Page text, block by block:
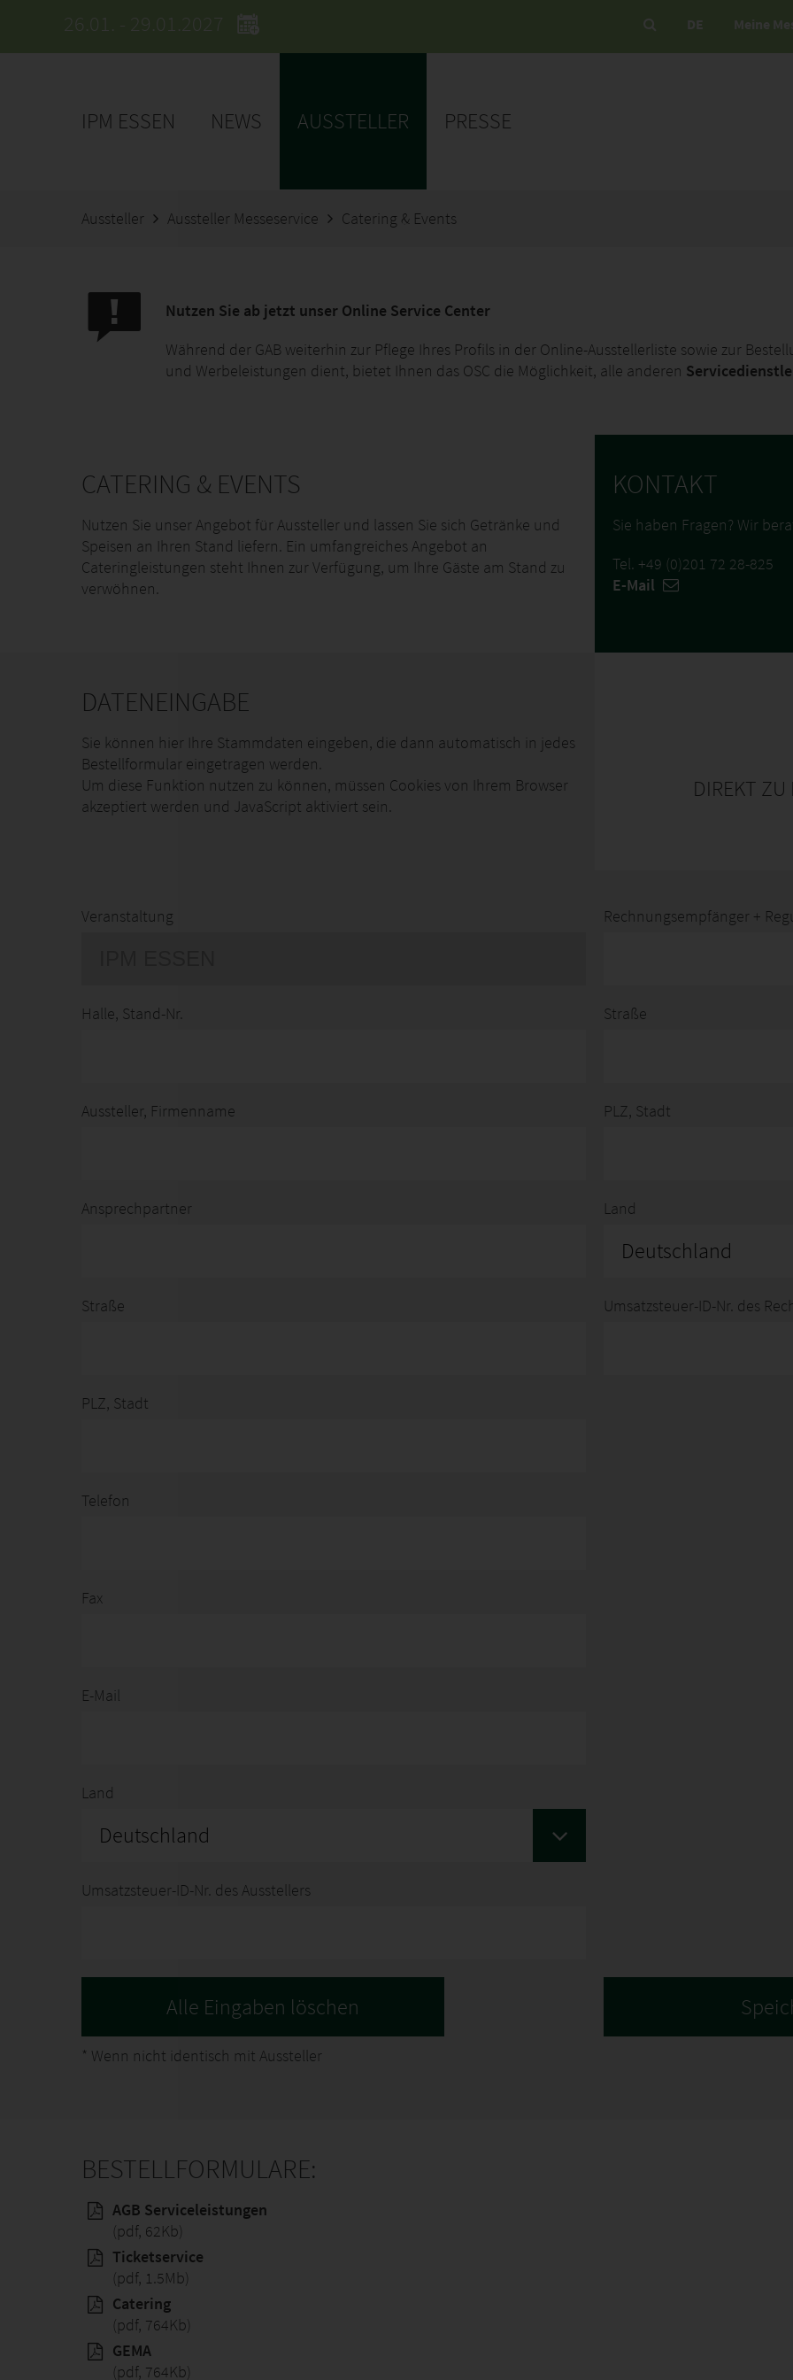
26.01. - 29.01.2027 DE Meine
IPM ESSEN NEWS AUSSTELLER PRESSE
Aussteller Aussteller Messeservice Catering & Events
Nutzen Sie ab jetzt unser Online Service Center
Während der GAB weiterhin zur Pflege Ihres Profils in der Online-Ausstellerliste sowie zur
und Werbeleistungen dient, bietet Ihnen das OSC die Möglichkeit, alle anderen
CATERING & EVENTS
Nutzen Sie unser Angebot für Aussteller und lassen Sie sich Getränke und
Speisen an Ihren Stand liefern. Ein umfangreiches Angebot an
Cateringleistungen steht Ihnen zur Verfügung, um Ihre Gäste am Stand zu
verwöhnen.
KONTAKT
Sie haben Fragen? Wir
Tel. +49 (0)201 72 28-825
E-Mail
DATENEINGABE
Sie können hier Ihre Stammdaten eingeben, die dann automatisch in jedes
Bestellformular eingetragen werden.
Um diese Funktion nutzen zu können, müssen Cookies von Ihrem Browser
akzeptiert werden und JavaScript aktiviert sein.
DIREKT ZU
Veranstaltung
Halle, Stand-Nr.
Aussteller, Firmenname
Ansprechpartner
Straße
PLZ, Stadt
Telefon
Fax
E-Mail
Land
Deutschland
Umsatzsteuer-ID-Nr. des Ausstellers
Rechnungsempfänger +
Straße
PLZ, Stadt
Land
Deutschland
Umsatzsteuer-ID-Nr. des
* Wenn nicht identisch mit Aussteller
BESTELLFORMULARE:
AGB Serviceleistungen
(pdf, 62Kb)
Ticketservice
(pdf, 1.5Mb)
Catering
(pdf, 764Kb)
GEMA
(pdf, 764Kb)